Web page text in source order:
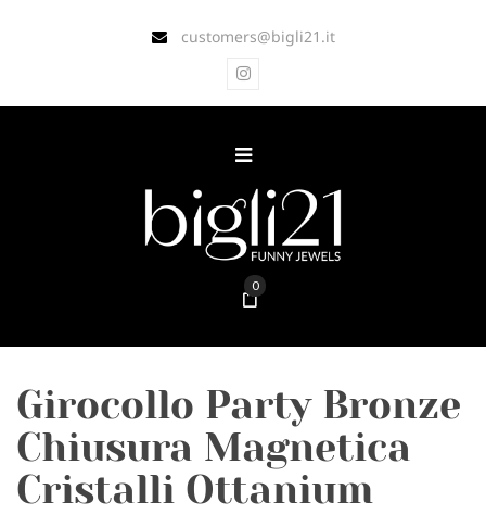
customers@bigli21.it
0
Girocollo Party Bronze
Chiusura Magnetica
Cristalli Ottanium